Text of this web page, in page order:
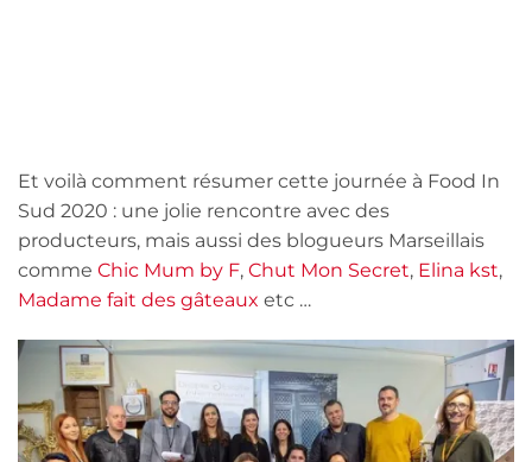
Et voilà comment résumer cette journée à Food In
Sud 2020 : une jolie rencontre avec des
producteurs, mais aussi des blogueurs Marseillais
comme Chic Mum by F, Chut Mon Secret, Elina kst,
Madame fait des gâteaux etc …